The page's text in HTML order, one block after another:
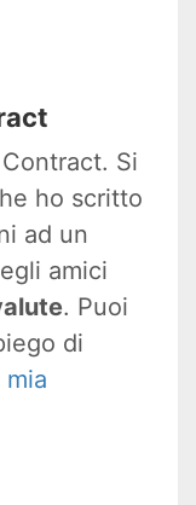
Si
ho scritto
ad un
amici
. Puoi
di